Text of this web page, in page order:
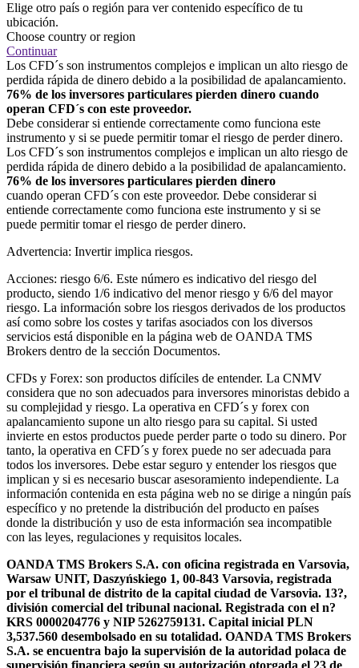
Elige otro país o región para ver contenido específico de tu
ubicación.
Choose country or region
Continuar
Los CFD´s son instrumentos complejos e implican un alto riesgo de
perdida rápida de dinero debido a la posibilidad de apalancamiento.
76% de los inversores particulares pierden dinero cuando
operan CFD´s con este proveedor.
Debe considerar si entiende correctamente como funciona este
instrumento y si se puede permitir tomar el riesgo de perder dinero.
Los CFD´s son instrumentos complejos e implican un alto riesgo de
perdida rápida de dinero debido a la posibilidad de apalancamiento.
76% de los inversores particulares pierden dinero
cuando operan CFD´s con este proveedor. Debe considerar si
entiende correctamente como funciona este instrumento y si se
puede permitir tomar el riesgo de perder dinero.
Advertencia: Invertir implica riesgos.
Acciones: riesgo 6/6. Este número es indicativo del riesgo del
producto, siendo 1/6 indicativo del menor riesgo y 6/6 del mayor
riesgo. La información sobre los riesgos derivados de los productos
así como sobre los costes y tarifas asociados con los diversos
servicios está disponible en la página web de OANDA TMS
Brokers dentro de la sección Documentos.
CFDs y Forex: son productos difíciles de entender. La CNMV
considera que no son adecuados para inversores minoristas debido a
su complejidad y riesgo. La operativa en CFD´s y forex con
apalancamiento supone un alto riesgo para su capital. Si usted
invierte en estos productos puede perder parte o todo su dinero. Por
tanto, la operativa en CFD´s y forex puede no ser adecuada para
todos los inversores. Debe estar seguro y entender los riesgos que
implican y si es necesario buscar asesoramiento independiente. La
información contenida en esta página web no se dirige a ningún país
específico y no pretende la distribución del producto en países
donde la distribución y uso de esta información sea incompatible
con las leyes, regulaciones y requisitos locales.
OANDA TMS Brokers S.A. con oficina registrada en Varsovia,
Warsaw UNIT, Daszyńskiego 1, 00-843 Varsovia, registrada
por el tribunal de distrito de la capital ciudad de Varsovia. 13?,
división comercial del tribunal nacional. Registrada con el n?
KRS 0000204776 y NIP 5262759131. Capital inicial PLN
3,537.560 desembolsado en su totalidad. OANDA TMS Brokers
S.A. se encuentra bajo la supervisión de la autoridad polaca de